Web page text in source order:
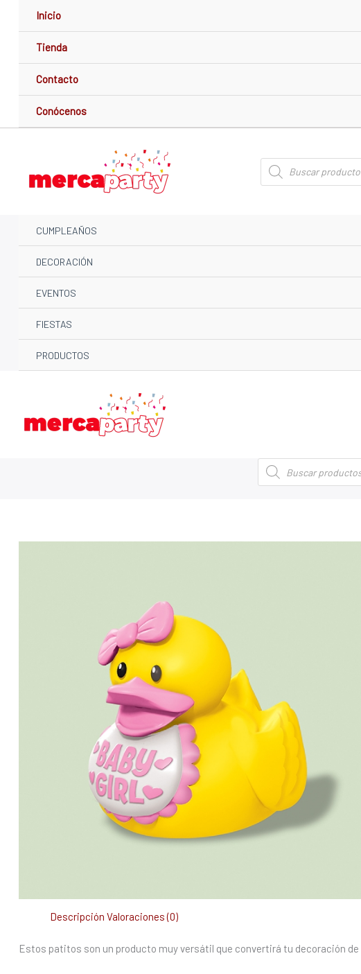
contenido
Inicio
Tienda
Contacto
Conócenos
Búsqueda
de
productos
CUMPLEAÑOS
DECORACIÓN
EVENTOS
FIESTAS
PRODUCTOS
Búsqueda
de
productos
Descripción Valoraciones (0)
Estos patitos son un producto muy versátil que convertirá tu decoración